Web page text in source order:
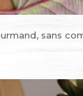
sans